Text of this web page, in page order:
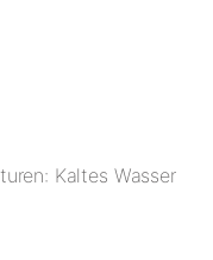
Kaltes Wasser